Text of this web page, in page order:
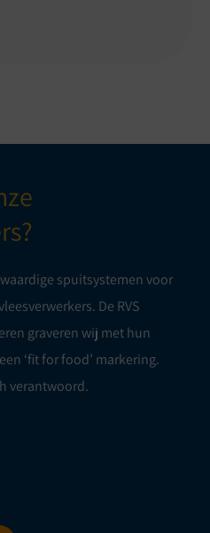
spuitsystemen voor
De RVS
graveren wij met hun
‘fit for food’ markering.
verantwoord.